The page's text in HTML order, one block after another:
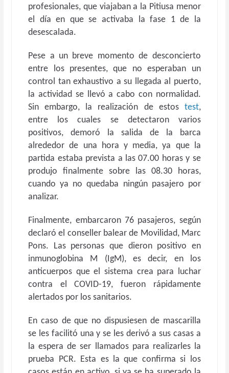
profesionales, que viajaban a la Pitiusa menor
el día en que se activaba la fase 1 de la
desescalada.
Pese a un breve momento de desconcierto
entre los presentes, que no esperaban un
control tan exhaustivo a su llegada al puerto,
la actividad se llevó a cabo con normalidad.
Sin embargo, la realización de estos test,
entre los cuales se detectaron varios
positivos, demoró la salida de la barca
alrededor de una hora y media, ya que la
partida estaba prevista a las 07.00 horas y se
produjo finalmente sobre las 08.30 horas,
cuando ya no quedaba ningún pasajero por
analizar.
Finalmente, embarcaron 76 pasajeros, según
declaró el conseller balear de Movilidad, Marc
Pons. Las personas que dieron positivo en
inmunoglobina M (IgM), es decir, en los
anticuerpos que el sistema crea para luchar
contra el COVID-19, fueron rápidamente
alertados por los sanitarios.
En caso de que no dispusiesen de mascarilla
se les facilitó una y se les derivó a sus casas a
la espera de ser llamados para realizarles la
prueba PCR. Esta es la que confirma si los